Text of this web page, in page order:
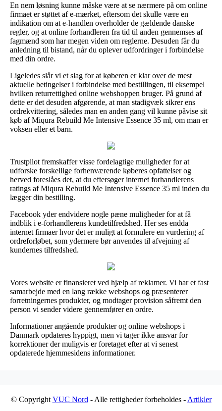
En nem løsning kunne måske være at se nærmere på om online
firmaet er støttet af e-mærket, eftersom det skulle være en
indikation om at e-handlen overholder de gældende danske
regler, og at online forhandleren fra tid til anden gennemses af
fagmænd som har megen viden om reglerne. Desuden får du
anledning til bistand, når du oplever udfordringer i forbindelse
med din ordre.
Ligeledes slår vi et slag for at køberen er klar over de mest
aktuelle betingelser i forbindelse med bestillingen, til eksempel
hvilken returrettighed online webshoppen bruger. På grund af
dette er det desuden afgørende, at man stadigvæk sikrer ens
ordrekvittering, således man en anden gang vil kunne påvise sit
køb af Miqura Rebuild Me Intensive Essence 35 ml, om man er
voksen eller et barn.
Trustpilot fremskaffer visse fordelagtige muligheder for at
udforske forskellige forhenværende køberes opfattelser og
herved foreslåes det, at du eftersøger internet forhandlerens
ratings af Miqura Rebuild Me Intensive Essence 35 ml inden du
lægger din bestilling.
Facebook yder endvidere nogle pæne muligheder for at få
indblik i e-forhandlerens kundetilfredshed. Her ses endda
internet firmaer hvor det er muligt at formulere en vurdering af
ordreforløbet, som ydermere bør anvendes til afvejning af
kundernes tilfredshed.
Vores website er finansieret ved hjælp af reklamer. Vi har et fast
samarbejde med en lang række webshops og præsenterer
forretningernes produkter, og modtager provision såfremt den
person vi sender videre gennemfører en ordre.
Informationer angående produkter og online webshops i
Danmark opdateres hyppigt, men vi tager ikke ansvar for
korrektioner der muligvis er foretaget efter at vi senest
opdaterede hjemmesidens informationer.
© Copyright VUC Nord - Alle rettigheder forbeholdes - Artikler